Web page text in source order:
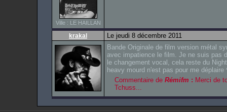
Ville : LE HAILLAN
krakal
Le jeudi 8 décembre 2011
Bande Originale de film version métal
avec impatience le film. Je ne suis pas
le changement vocal, cela reste du
heavy mourd n'est pas pour me déplaire
Commentaire de Rémifm : Merci de
Tchuss...